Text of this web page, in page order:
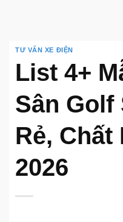
TƯ VẤN XE ĐIỆN
List 4+
Sân Golf
Rẻ,
2026